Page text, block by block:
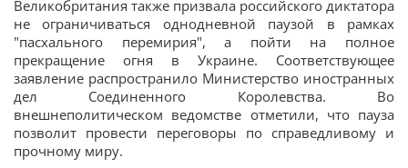
Великобритания также призвала российского диктатора
не ограничиваться однодневной паузой в рамках
"пасхального перемирия", а пойти на полное
прекращение огня в Украине. Соответствующее
заявление распространило Министерство иностранных
дел Соединенного Королевства. Во
внешнеполитическом ведомстве отметили, что пауза
позволит провести переговоры по справедливому и
прочному миру.